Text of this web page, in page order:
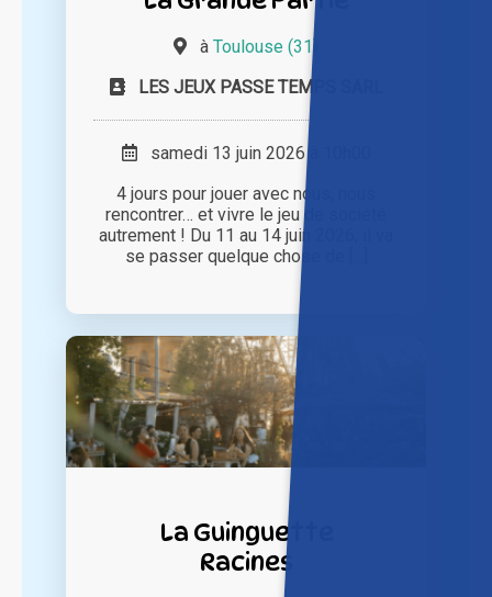
à Toulouse (31)
LES JEUX PASSE TEMPS SARL
samedi 13 juin 2026 à 10h00
4 jours pour jouer avec nous, nous
rencontrer… et vivre le jeu de société
autrement ! Du 11 au 14 juin 2026, il va
se passer quelque chose de [...]
La Guinguette
Racines